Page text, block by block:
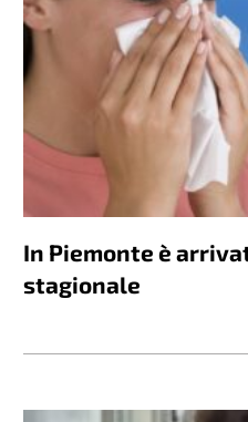
In Piemonte è
stagionale